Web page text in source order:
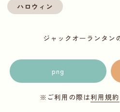
ハロウィン
ジャックオーランタン
png
※ご利用の際は利用規約